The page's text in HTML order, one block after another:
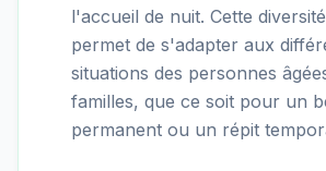
l'accueil de nuit. Cette
permet de s'adapter aux
situations des personnes
familles, que ce soit pour un
permanent ou un répit